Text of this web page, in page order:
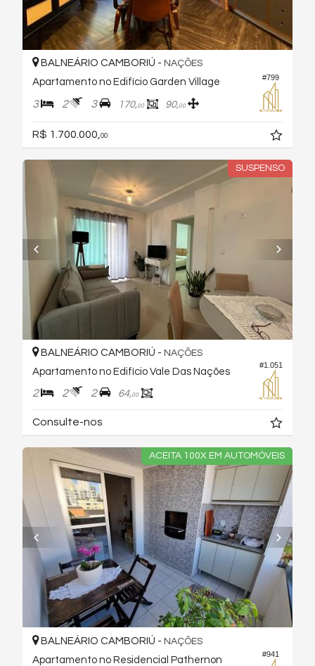
#799
BALNEÁRIO CAMBORIÚ - NAÇÕES
Apartamento no Edifício Garden Village
3 2 3 170,00 90,00
R$ 1.700.000, 00
SUSPENSO
#1.051
BALNEÁRIO CAMBORIÚ - NAÇÕES
Apartamento no Edifício Vale Das Nações
2 2 2 64,00
Consulte-nos
ACEITA 100X EM AUTOMÓVEIS
#941
BALNEÁRIO CAMBORIÚ - NAÇÕES
Apartamento no Residencial Pathernon